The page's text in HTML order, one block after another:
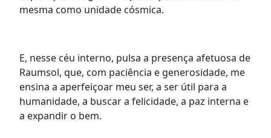
mesma como unidade cósmica.
E, nesse céu interno, pulsa a presença afetuosa de
Raumsol, que, com paciência e generosidade, me
ensina a aperfeiçoar meu ser, a ser útil para a
humanidade, a buscar a felicidade, a paz interna e
a expandir o bem.